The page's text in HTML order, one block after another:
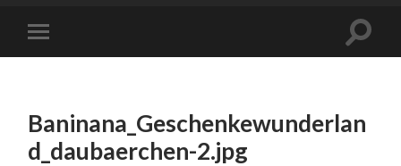
Baninana_Geschenkewunderlan
d_daubaerchen-2.jpg